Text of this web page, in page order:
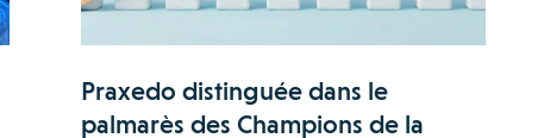
Praxedo distinguée dans le
palmarès des Champions de la